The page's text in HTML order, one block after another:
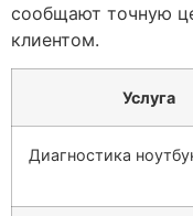
сообщают точную
клиентом.
Услуга
Диагностика